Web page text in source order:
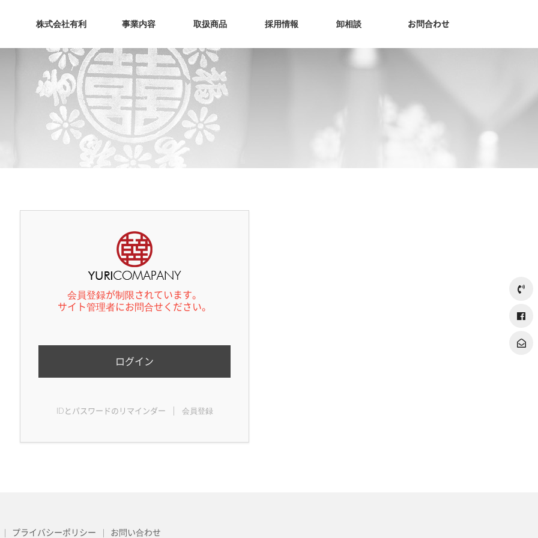
株式会社有利
会社理念
会社概要
事業内容
流通・物流
海苔製造
卸販売
取扱商品
お菓子
ソース
ドリンク
ラーメン
食材料
採用情報 卸相談 お問合わせ
会員登録が制限されています。
サイト管理者にお問合せください。
ログイン
IDとパスワードのリマインダー | 会員登録
プライバシーポリシー お問い合わせ